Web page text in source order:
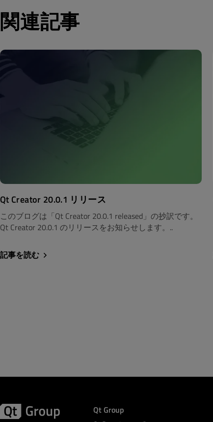
関連記事
Qt Creator 20.0.1 リリース
このブログは「Qt Creator 20.0.1 released」の抄訳です。
Qt Creator 20.0.1 のリリースをお知らせします。..
記事を読む
Qt Group